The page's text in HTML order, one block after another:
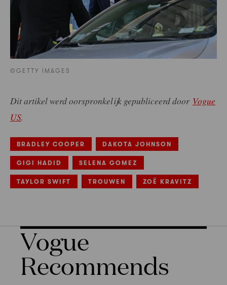
©GETTY IMAGES
Dit artikel werd oorspronkelijk gepubliceerd door Vogue
US.
BRADLEY COOPER DAKOTA JOHNSON
GIGI HADID SELENA GOMEZ
TAYLOR SWIFT TROUWEN ZOË KRAVITZ
Vogue
Recommends